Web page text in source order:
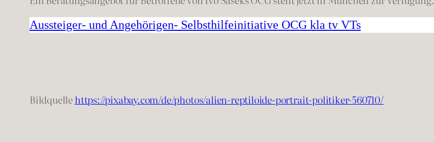
Aussteiger- und Angehörigen- Selbsthilfeinitiative OCG kla tv VTs
Bildquellehttps://pixabay.com/de/photos/alien-reptiloide-portrait-politiker-560710/